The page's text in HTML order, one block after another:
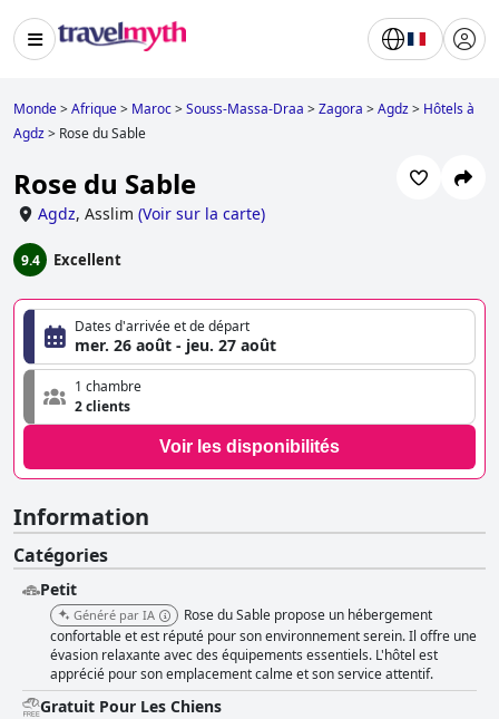
Monde>Afrique> Maroc>Souss-Massa-Draa >Zagora >Agdz> Hôtels à
Agdz> Rose du Sable
Rose du Sable
Agdz, Asslim (Voir sur la carte)
9.4 Excellent
Dates d'arrivée et de départ
mer. 26 août - jeu. 27 août
1 chambre
2 clients
Voir les disponibilités
Information
Catégories
Petit
Généré par IA
Rose du Sable propose un hébergement
confortable et est réputé pour son environnement serein. Il offre une
évasion relaxante avec des équipements essentiels. L'hôtel est
apprécié pour son emplacement calme et son service attentif.
Gratuit Pour Les Chiens